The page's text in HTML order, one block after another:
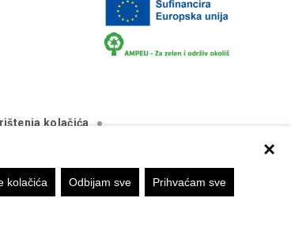
×
kolačića Odbijam sve Prihvaćam sve
kolačića
autora mrežne stranice i Komisija